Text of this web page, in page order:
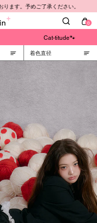
0
Cat-titude🐾
す。予めご了承ください。
着色直径